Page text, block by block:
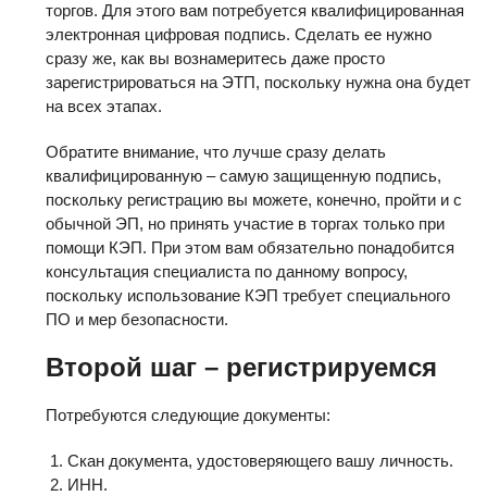
торгов. Для этого вам потребуется квалифицированная
электронная цифровая подпись. Сделать ее нужно
сразу же, как вы вознамеритесь даже просто
зарегистрироваться на ЭТП, поскольку нужна она будет
на всех этапах.
Обратите внимание, что лучше сразу делать
квалифицированную – самую защищенную подпись,
поскольку регистрацию вы можете, конечно, пройти и с
обычной ЭП, но принять участие в торгах только при
помощи КЭП. При этом вам обязательно понадобится
консультация специалиста по данному вопросу,
поскольку использование КЭП требует специального
ПО и мер безопасности.
Второй шаг – регистрируемся
Потребуются следующие документы:
Скан документа, удостоверяющего вашу личность.
ИНН.